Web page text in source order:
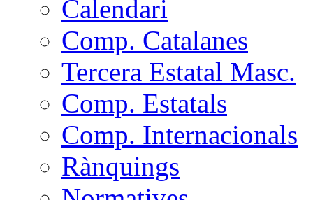
Calendari
Comp. Catalanes
Tercera Estatal Masc.
Comp. Estatals
Comp. Internacionals
Rànquings